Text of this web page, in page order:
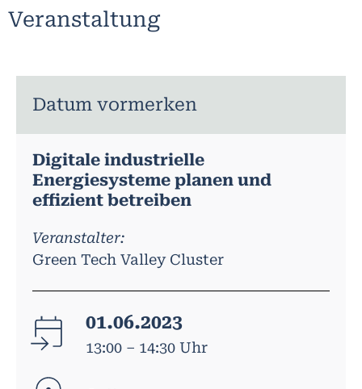
Veranstaltung
Datum vormerken
Digitale industrielle
Energiesysteme planen und
effizient betreiben
Veranstalter:
Green Tech Valley Cluster
01.06.2023
13:00 – 14:30 Uhr